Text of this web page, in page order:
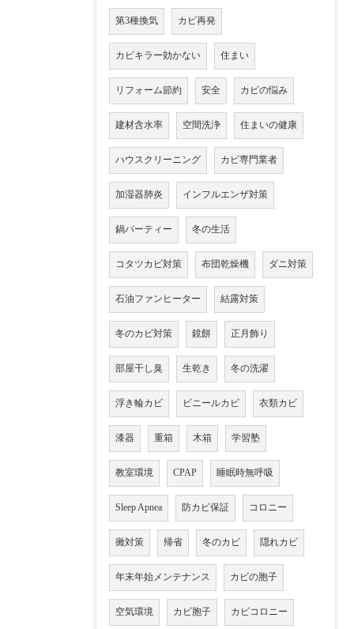
第3種換気 カビ再発
カビキラー効かない 住まい
リフォーム節約 安全 カビの悩み
建材含水率 空間洗浄 住まいの健康
ハウスクリーニング カビ専門業者
加湿器肺炎 インフルエンザ対策
鍋パーティー 冬の生活
コタツカビ対策 布団乾燥機 ダニ対策
石油ファンヒーター 結露対策
冬のカビ対策 鏡餅 正月飾り
部屋干し臭 生乾き 冬の洗濯
浮き輪カビ ビニールカビ 衣類カビ
漆器 重箱 木箱 学習塾
教室環境 CPAP 睡眠時無呼吸
Sleep Apnea 防カビ保証 コロニー
黴対策 帰省 冬のカビ 隠れカビ
年末年始メンテナンス カビの胞子
空気環境 カビ胞子 カビコロニー